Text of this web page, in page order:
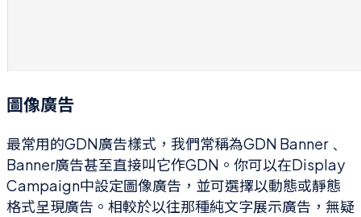
圖像廣告
最常用的GDN廣告樣式，我們常稱為GDN Banner﹑
Banner廣告甚至直接叫它作GDN。你可以在Display
Campaign中設定圖像廣告，並可選擇以動態或靜態
格式呈現廣告。相較於以往那種純文字展示廣告，無疑